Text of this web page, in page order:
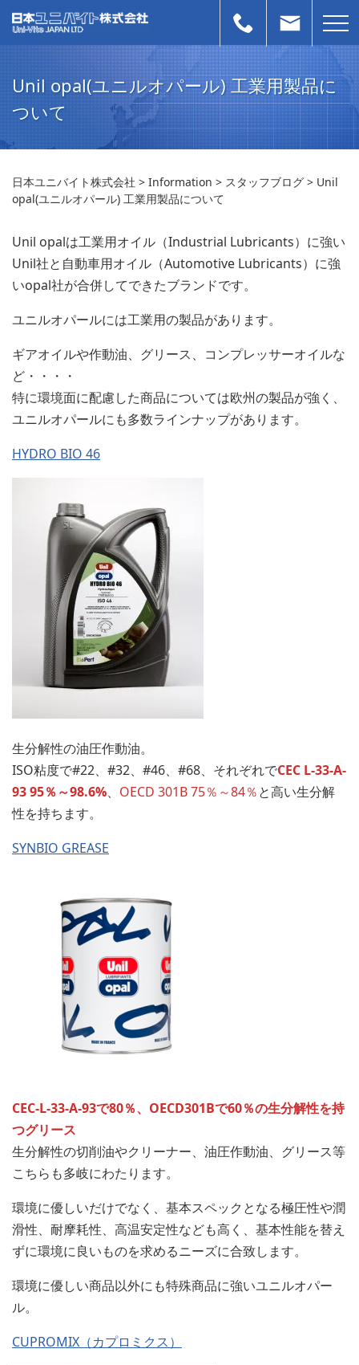
Unil opal(ユニルオパール) 工業用製品に
ついて
日本ユニバイト株式会社 > Information > スタッフブログ > Unil
opal(ユニルオパール) 工業用製品について
Unil opalは工業用オイル（Industrial Lubricants）に強い
Unil社と自動車用オイル（Automotive Lubricants）に強
いopal社が合併してできたブランドです。
ユニルオパールには工業用の製品があります。
ギアオイルや作動油、グリース、コンプレッサーオイルな
ど・・・・
特に環境面に配慮した商品については欧州の製品が強く、
ユニルオパールにも多数ラインナップがあります。
HYDRO BIO 46
生分解性の油圧作動油。
ISO粘度で#22、#32、#46、#68、それぞれでCEC L-33-A-
93 95％～98.6%、 OECD 301B 75％～84％と高い生分解
性を持ちます。
SYNBIO GREASE
CEC-L-33-A-93で80％、OECD301Bで60％の生分解性を持
つグリース
生分解性の切削油やクリーナー、油圧作動油、グリース等
こちらも多岐にわたります。
環境に優しいだけでなく、基本スペックとなる極圧性や潤
滑性、耐摩耗性、高温安定性なども高く、基本性能を替え
ずに環境に良いものを求めるニーズに合致します。
環境に優しい商品以外にも特殊商品に強いユニルオパー
ル。
CUPROMIX（カプロミクス）